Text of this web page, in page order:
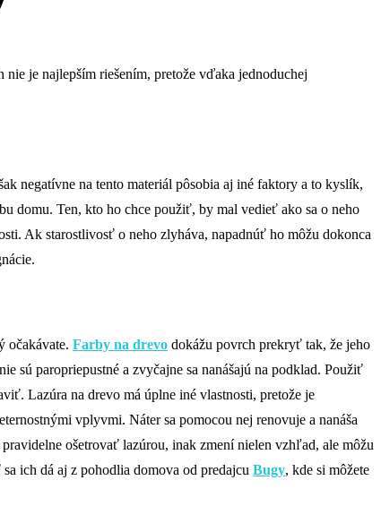
je najlepším riešením, pretože vďaka jednoduchej
negatívne na tento materiál pôsobia aj iné faktory a to kyslík,
domu. Ten, kto ho chce použiť, by mal vedieť ako sa o neho
Ak starostlivosť o neho zlyháva, napadnúť ho môžu dokonca
očakávate. Farby na drevo dokážu povrch prekryť tak, že jeho
sú paropriepustné a zvyčajne sa nanášajú na podklad. Použiť
Lazúra na drevo má úplne iné vlastnosti, pretože je
vplyvmi. Náter sa pomocou nej renovuje a nanáša
ošetrovať lazúrou, inak zmení nielen vzhľad, ale môžu
ich dá aj z pohodlia domova od predajcu Bugy, kde si môžete